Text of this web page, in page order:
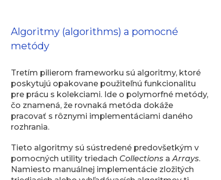
Algoritmy (algorithms) a pomocné
metódy
Tretím pilierom frameworku sú algoritmy, ktoré
poskytujú opakovane použiteľnú funkcionalitu
pre prácu s kolekciami. Ide o polymorfné metódy,
čo znamená, že rovnaká metóda dokáže
pracovať s rôznymi implementáciami daného
rozhrania.
Tieto algoritmy sú sústredené predovšetkým v
pomocných utility triedach Collections aArrays.
Namiesto manuálnej implementácie zložitých